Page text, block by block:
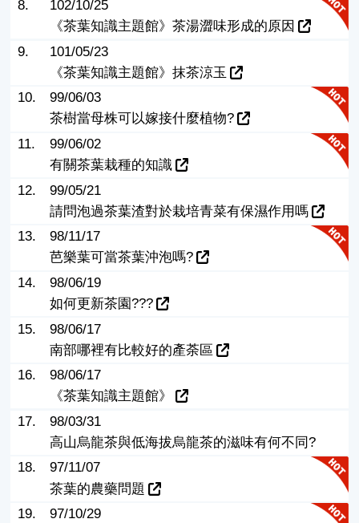
8.
102/10/25
《茶葉知識主題館》茶湯澀味形成的原因
9.
101/05/23
《茶葉知識主題館》抹茶涼玉
10.
99/06/03
茶樹當母株可以嫁接什麼植物?
11.
99/06/02
有關茶葉栽種的知識
12.
99/05/21
請問泡過茶葉渣對於栽培青菜有保濕作用嗎
13.
98/11/17
芭樂葉可當茶葉沖泡嗎?
14.
98/06/19
如何更新茶園???
15.
98/06/17
南部哪裡有比較好的產荼區
16.
98/06/17
《茶葉知識主題館》
17.
98/03/31
高山烏龍茶與低海拔烏龍茶的滋味有何不同?
18.
97/11/07
茶葉的農藥問題
19.
97/10/29